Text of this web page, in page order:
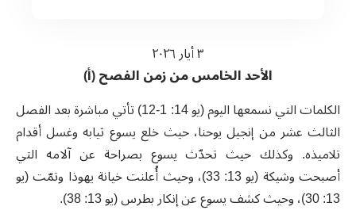
٣ أيار ٢٠٢٦
الأحد الخامس من زمن الفصح (أ)
الكلمات التي نسمعها اليوم (يو 14: 1-12) تأتي مباشرة بعد الفصل
الثالث عشر من إنجيل يوحنا، حيث خلع يسوع ثيابه وغسل أقدام
تلاميذه. وكذلك حيث تحدّث يسوع بصراحة عن آلامه التي
أصبحت وشيكة (يو 13: 33)، وحيث أُعلنت خيانة يهوذا وتمّت (يو
13: 30)، وحيث كشف يسوع عن إنكار بطرس (يو 13: 38).